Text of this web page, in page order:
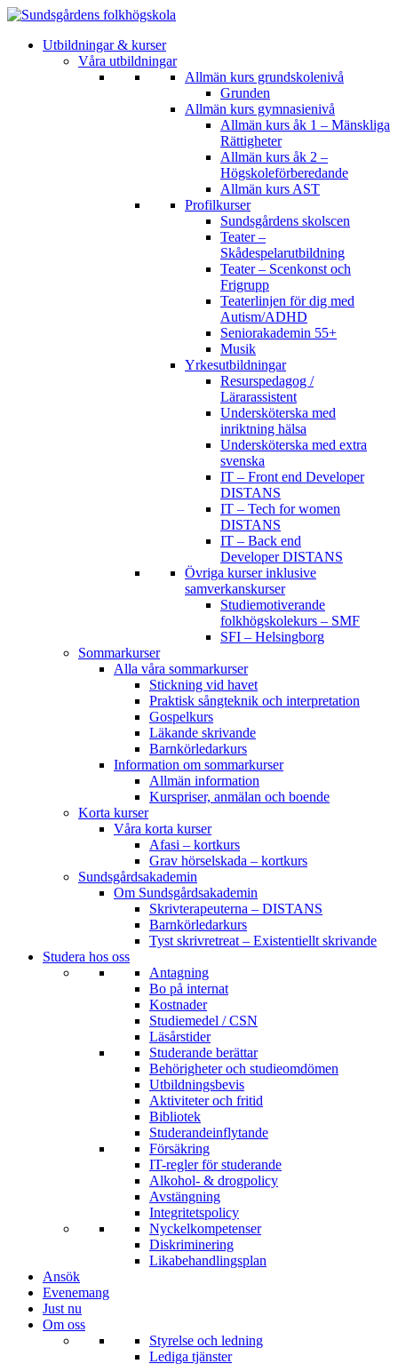
Utbildningar & kurser
Våra utbildningar
Allmän kurs grundskolenivå
Grunden
Allmän kurs gymnasienivå
Allmän kurs åk 1 – Mänskliga
Rättigheter
Allmän kurs åk 2 –
Högskoleförberedande
Allmän kurs AST
Profilkurser
Sundsgårdens skolscen
Teater –
Skådespelarutbildning
Teater – Scenkonst och
Frigrupp
Teaterlinjen för dig med
Autism/ADHD
Seniorakademin 55+
Musik
Yrkesutbildningar
Resurspedagog /
Lärarassistent
Undersköterska med
inriktning hälsa
Undersköterska med extra
svenska
IT – Front end Developer
DISTANS
IT – Tech for women
DISTANS
IT – Back end
Developer DISTANS
Övriga kurser inklusive
samverkanskurser
Studiemotiverande
folkhögskolekurs – SMF
SFI – Helsingborg
Sommarkurser
Alla våra sommarkurser
Stickning vid havet
Praktisk sångteknik och interpretation
Gospelkurs
Läkande skrivande
Barnkörledarkurs
Information om sommarkurser
Allmän information
Kurspriser, anmälan och boende
Korta kurser
Våra korta kurser
Afasi – kortkurs
Grav hörselskada – kortkurs
Sundsgårdsakademin
Om Sundsgårdsakademin
Skrivterapeuterna – DISTANS
Barnkörledarkurs
Tyst skrivretreat – Existentiellt skrivande
Studera hos oss
Antagning
Bo på internat
Kostnader
Studiemedel / CSN
Läsårstider
Studerande berättar
Behörigheter och studieomdömen
Utbildningsbevis
Aktiviteter och fritid
Bibliotek
Studerandeinflytande
Försäkring
IT-regler för studerande
Alkohol- & drogpolicy
Avstängning
Integritetspolicy
Nyckelkompetenser
Diskriminering
Likabehandlingsplan
Ansök
Evenemang
Just nu
Om oss
Styrelse och ledning
Lediga tjänster